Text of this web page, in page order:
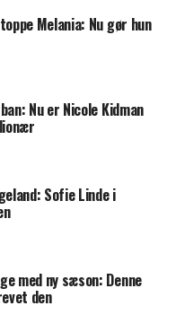
Melania: Nu gør hun
Nu er Nicole Kidman
Sofie Linde i
med ny sæson: Denne
den